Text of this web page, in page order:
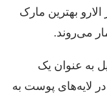
بهترین مارک
می‌روند.
به عنوان یک
لایه‌های پوست به